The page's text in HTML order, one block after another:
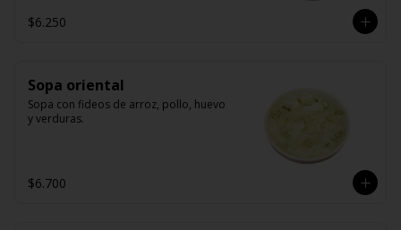
$6.250
Sopa oriental
Sopa con fideos de arroz, pollo, huevo
y verduras.
$6.700